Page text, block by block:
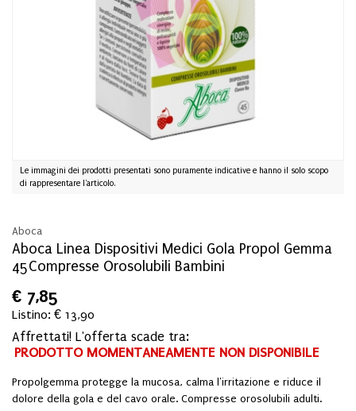
Le immagini dei prodotti presentati sono puramente indicative e hanno il solo scopo
di rappresentare l'articolo.
Aboca
Aboca Linea Dispositivi Medici Gola Propol Gemma
45Compresse Orosolubili Bambini
€ 7,85
Listino: € 13,90
Affrettati! L'offerta scade tra:
PRODOTTO MOMENTANEAMENTE NON DISPONIBILE
Propolgemma protegge la mucosa, calma l'irritazione e riduce il
dolore della gola e del cavo orale. Compresse orosolubili adulti.